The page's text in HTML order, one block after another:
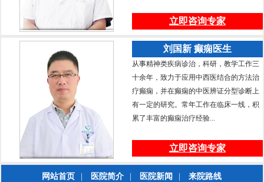
立即咨询专家
刘国新 癫痫医生
从事精神类疾病诊治，科研，教学工作三
十余年，致力于应用中西医结合的方法治
疗癫痫，并在癫痫的中医辨证分型诊断上
有一定的研究。常年工作在临床一线，积
累了丰富的癫痫治疗经验...
立即咨询专家
网站首页 医院简介 医院新闻 来院路线